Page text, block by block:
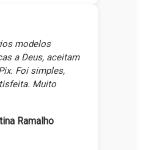
modelos
a Deus, aceitam
Foi simples,
Muito
Ramalho